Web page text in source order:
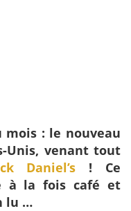
mois : le nouveau
Unis, venant tout
Daniel’s ! Ce
à la fois café et
lu …